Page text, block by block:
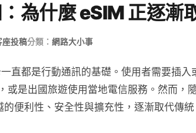
為什麼 eSIM 正逐漸
座投稿分類： 網路大小事
直都是行動通訊的基礎。使用者需要插
或是出國旅遊使用當地電信服務。然而，
的便利性、安全性與擴充性，逐漸取代傳